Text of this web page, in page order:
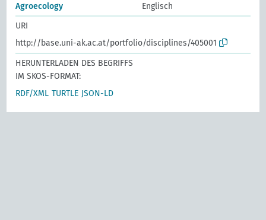
Agroecology
Englisch
URI
http://base.uni-ak.ac.at/portfolio/disciplines/405001
HERUNTERLADEN DES BEGRIFFS
IM SKOS-FORMAT:
RDF/XML TURTLE JSON-LD